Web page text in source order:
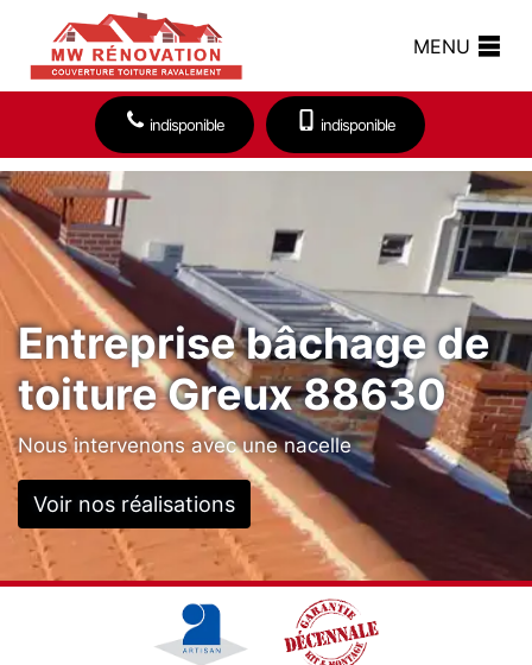
MENU
indisponible indisponible
Entreprise bâchage de
toiture Greux 88630
Nous intervenons avec une nacelle
Voir nos réalisations